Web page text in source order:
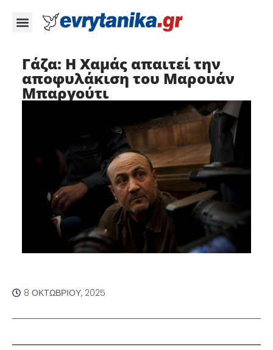
Γάζα: Η Χαμάς απαιτεί την
αποφυλάκιση του Μαρουάν
Μπαργούτι
8 ΟΚΤΩΒΡΊΟΥ, 2025